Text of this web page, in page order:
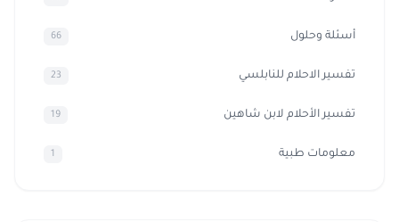
أسئلة وحلول 66
تفسير الاحلام للنابلسي 23
تفسير الأحلام لابن شاهين 19
معلومات طبية 1